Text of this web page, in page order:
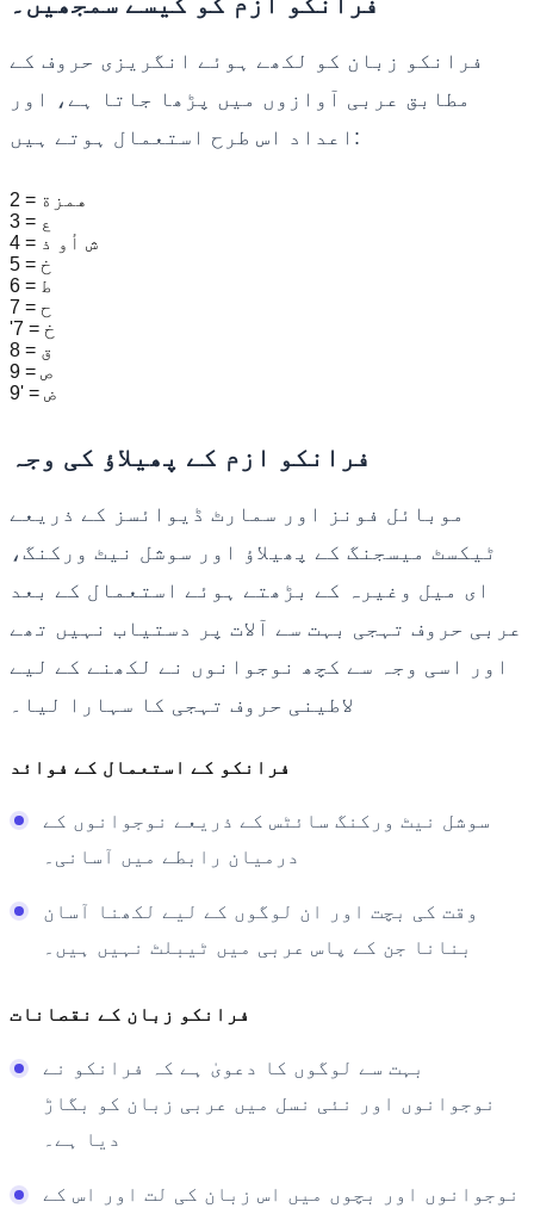
فرانکو زبان کو لکھے ہوئے انگریزی حروف کے
مطابق عربی آوازوں میں پڑھا جاتا ہے، اور
اعداد اس طرح استعمال ہوتے ہیں:
2 = همزة
3 = ع
4 = ش أو ذ
5 = خ
6 = ط
7 = ح
'7 = خ
8 = ق
9 = ص
9' = ض
فرانکو ازم کے پھیلاؤ کی وجہ
موبائل فونز اور سمارٹ ڈیوائسز کے ذریعے
ٹیکسٹ میسجنگ کے پھیلاؤ اور سوشل نیٹ ورکنگ،
ای میل وغیرہ کے بڑھتے ہوئے استعمال کے بعد
عربی حروف تہجی بہت سے آلات پر دستیاب نہیں تھے
اور اسی وجہ سے کچھ نوجوانوں نے لکھنے کے لیے
لاطینی حروف تہجی کا سہارا لیا۔
فرانکو کے استعمال کے فوائد
سوشل نیٹ ورکنگ سائٹس کے ذریعے نوجوانوں کے
درمیان رابطے میں آسانی۔
وقت کی بچت اور ان لوگوں کے لیے لکھنا آسان
بنانا جن کے پاس عربی میں ٹیبلٹ نہیں ہیں۔
فرانکو زبان کے نقصانات
بہت سے لوگوں کا دعویٰ ہے کہ فرانکو نے
نوجوانوں اور نئی نسل میں عربی زبان کو بگاڑ
دیا ہے۔
نوجوانوں اور بچوں میں اس زبان کی لت اور اس کے